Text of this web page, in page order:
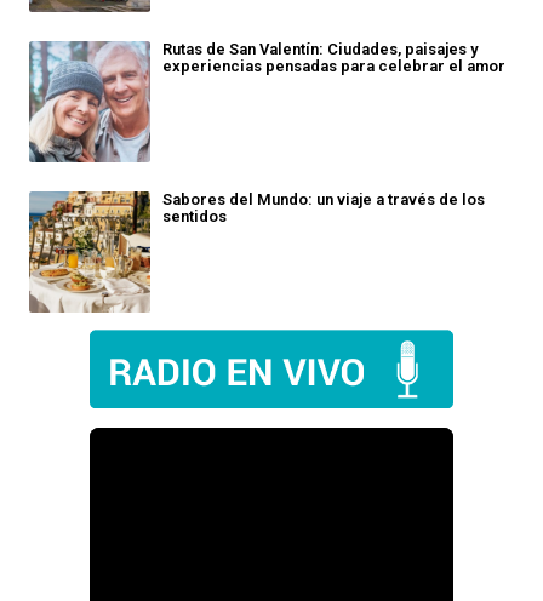
Rutas de San Valentín: Ciudades, paisajes y
experiencias pensadas para celebrar el amor
Sabores del Mundo: un viaje a través de los
sentidos